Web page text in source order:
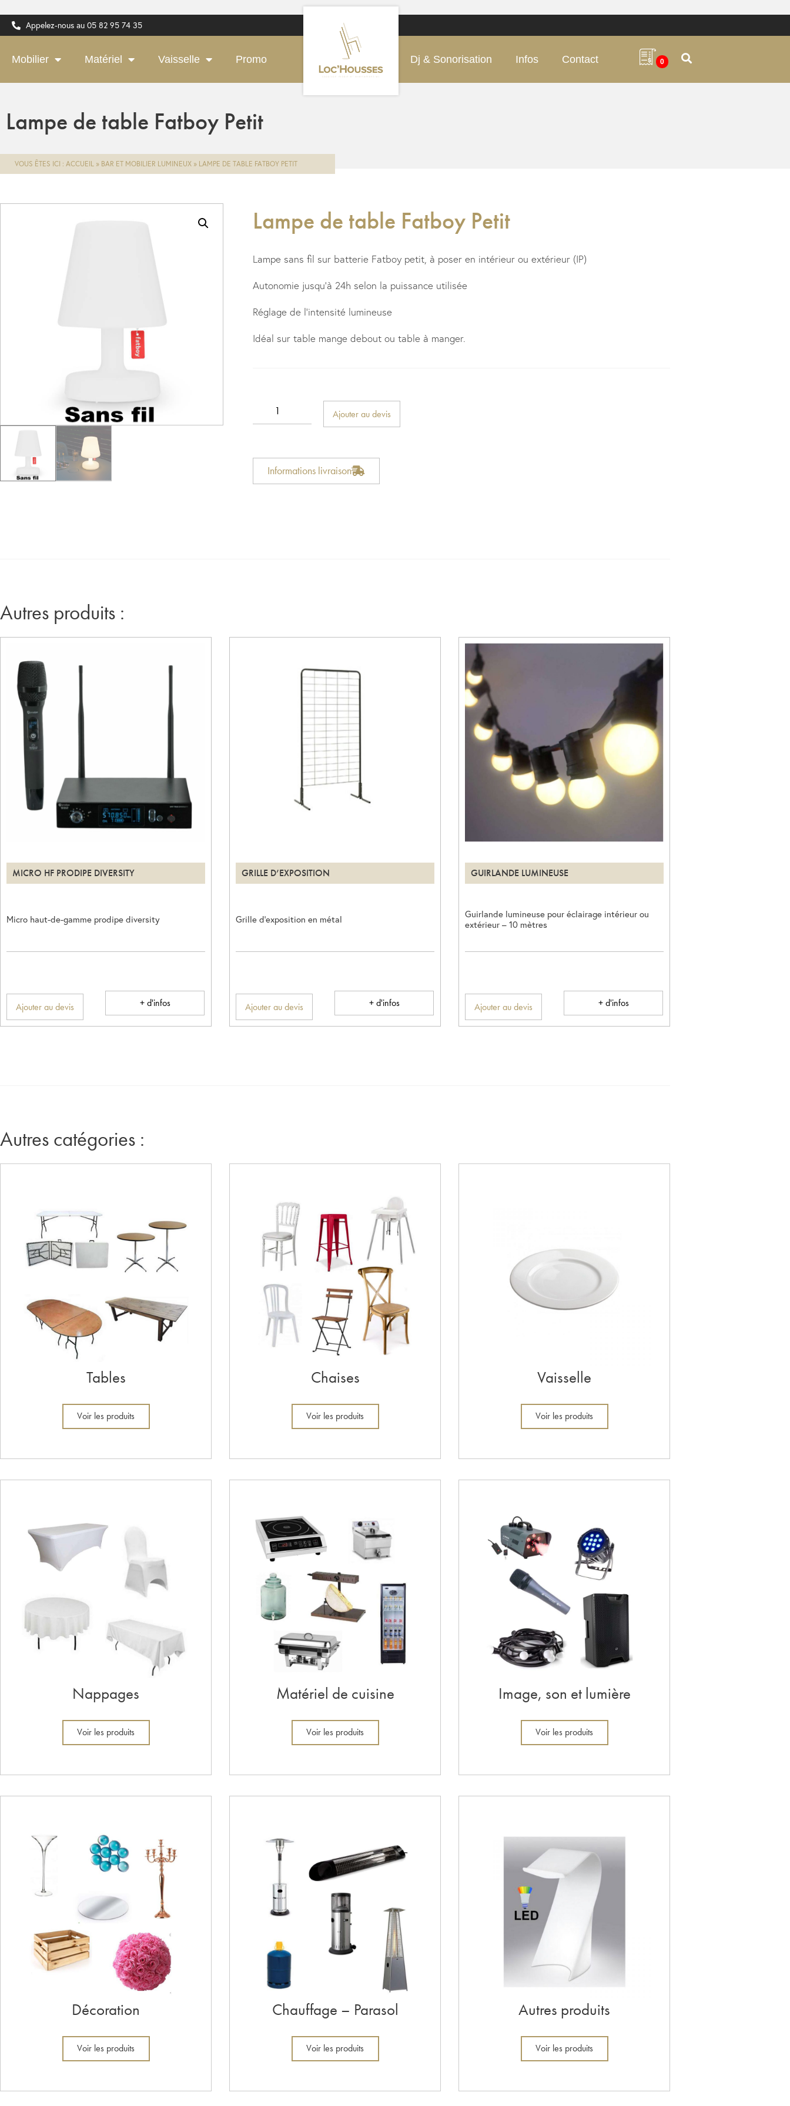
Appelez-nous au 05 82 95 74 35
Mobilier Matériel Vaisselle Promo Dj & Sonorisation Infos Contact 0
Lampe de table Fatboy Petit
VOUS ÊTES ICI : ACCUEIL » BAR ET MOBILIER LUMINEUX » LAMPE DE TABLE FATBOY PETIT
Lampe de table Fatboy Petit
Lampe sans fil sur batterie Fatboy petit, à poser en intérieur ou extérieur (IP)
Autonomie jusqu’à 24h selon la puissance utilisée
Réglage de l’intensité lumineuse
Idéal sur table mange debout ou table à manger.
Ajouter au devis
Informations livraison
Autres produits :
MICRO HF PRODIPE DIVERSITY
Micro haut-de-gamme prodipe diversity
Ajouter au devis + d'infos
GRILLE D’EXPOSITION
Grille d’exposition en métal
Ajouter au devis + d'infos
GUIRLANDE LUMINEUSE
Guirlande lumineuse pour éclairage intérieur ou
extérieur – 10 mètres
Ajouter au devis + d'infos
Autres catégories :
Tables
Voir les produits
Chaises
Voir les produits
Vaisselle
Voir les produits
Nappages
Voir les produits
Matériel de cuisine
Voir les produits
Image, son et lumière
Voir les produits
Décoration
Voir les produits
Chauffage – Parasol
Voir les produits
Autres produits
Voir les produits